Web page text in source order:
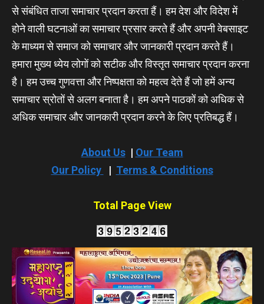
से संबंधित ताजा समाचार प्रदान करता हैं। हम देश और विदेश में
होने वाली घटनाओं का समाचार प्रसार करते हैं और अपनी वेबसाइट
के माध्यम से समाज को समाचार और जानकारी प्रदान करते हैं।
हमारा मुख्य ध्येय लोगों को सटीक और विस्तृत समाचार प्रदान करना
है। हम उच्च गुणवत्ता और निष्पक्षता को महत्व देते हैं जो हमें अन्य
समाचार स्रोतों से अलग बनाता है। हम अपने पाठकों को अधिक से
अधिक समाचार और जानकारी प्रदान करने के लिए प्रतिबद्ध हैं।
About Us| Our Team
Our Policy
| Terms & Conditions
Total Page View